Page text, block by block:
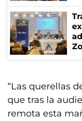
“Las querellas
que tras la
remota esta